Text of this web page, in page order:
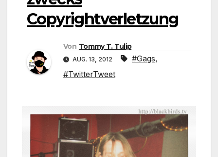
Copyrightverletzung
Von Tommy T. Tulip
AUG. 13, 2012 #Gags,
#TwitterTweet